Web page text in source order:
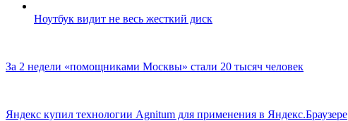
Ноутбук видит не весь жесткий диск
За 2 недели «помощниками Москвы» стали 20 тысяч человек
Яндекс купил технологии Agnitum для применения в Яндекс.Браузере